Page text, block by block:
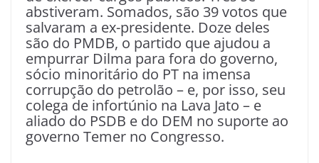
abstiveram. Somados, são 39 votos que
salvaram a ex-presidente. Doze deles
são do PMDB, o partido que ajudou a
empurrar Dilma para fora do governo,
sócio minoritário do PT na imensa
corrupção do petrolão – e, por isso, seu
colega de infortúnio na Lava Jato – e
aliado do PSDB e do DEM no suporte ao
governo Temer no Congresso.